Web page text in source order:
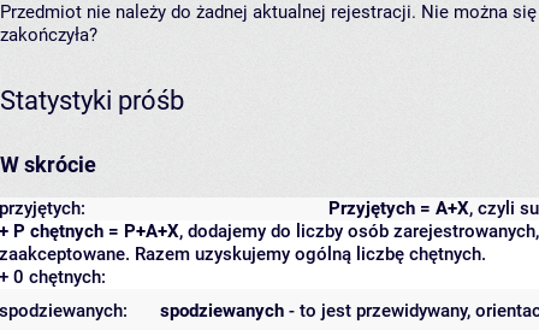
Przedmiot nie należy do żadnej aktualnej rejestracji. Nie można
zakończyła?
Statystyki próśb
W skrócie
Przyjętych = A+X, czyli
przyjętych:
+ P chętnych = P+A+X, dodajemy do liczby osób
zaakceptowane. Razem uzyskujemy ogólną liczbę chętnych.
+ 0 chętnych:
spodziewanych - to jest przewidywany,
spodziewanych: